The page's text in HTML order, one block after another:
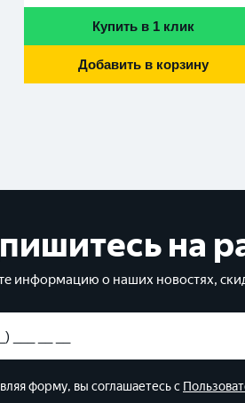
Купить в 1 клик
Добавить в корзину
на
информацию о наших новостях,
форму, вы соглашаетесь с